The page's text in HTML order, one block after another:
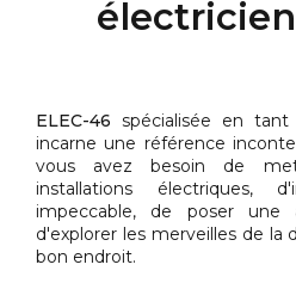
ELEC-46 spécialisée en tant
incarne une référence
vous avez besoin de
installations électriques,
impeccable, de poser une
d'explorer les merveilles de la
bon endroit.